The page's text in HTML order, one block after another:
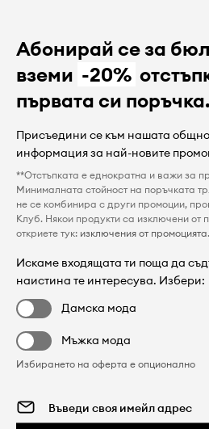
Абонирай се за
вземи -20%
първата си поръчка.
Присъедини се към нашата
информация за най-новите
**Отстъпката е еднократна и важи за
Минималната стойност на поръчката
не се комбинира с други промоции,
Клуб. Някои продукти са изключени от
откриете тук: изключения от промоцията.
Искаме входящата ти поща да
наистина те интересува. Избери:
Дамска мода
Мъжка мода
Избирането на оферта е опционално